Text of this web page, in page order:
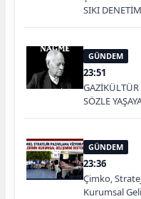
SIKI DENETİM
GÜNDEM
23:51
GAZİKÜLTÜR
SÖZLE
GÜNDEM
23:36
Çimko,
Kurumsal